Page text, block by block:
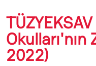
Okulları'nın
2022)